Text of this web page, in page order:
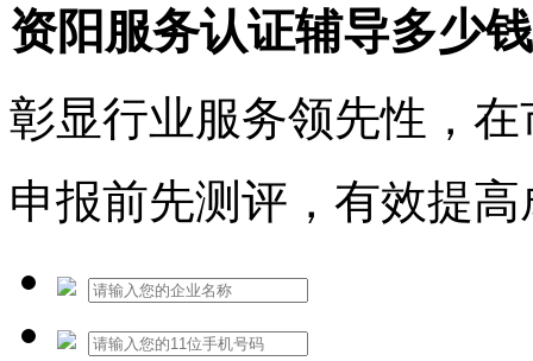
资阳服务认证辅导多少钱
彰显行业服务领先性，
申报前先测评，有效提